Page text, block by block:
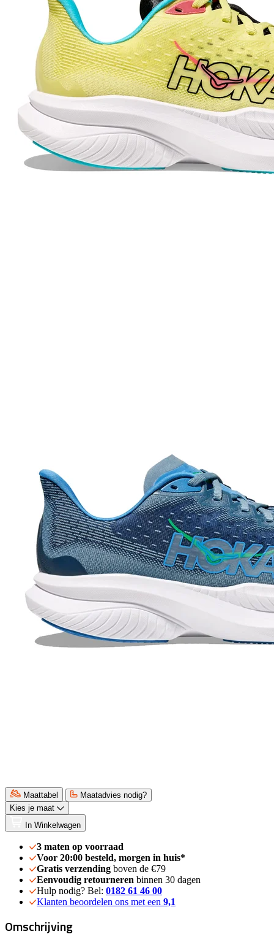
Maattabel
Maatadvies nodig?
Kies je maat
In Winkelwagen
3 maten op voorraad
Voor 20:00 besteld, morgen in huis*
Gratis verzending boven de €79
Eenvoudig retourneren binnen 30 dagen
Hulp nodig? Bel: 0182 61 46 00
Klanten beoordelen ons met een 9,1
Omschrijving